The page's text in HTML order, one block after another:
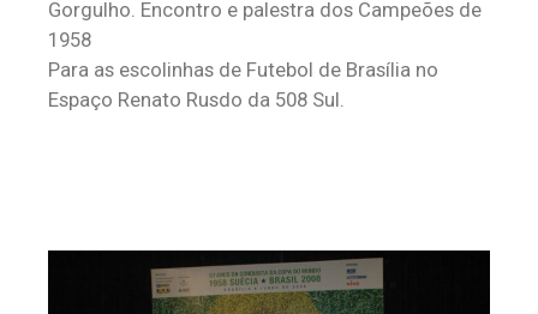
Gorgulho. Encontro e palestra dos Campeões de
1958
Para as escolinhas de Futebol de Brasília no
Espaço Renato Rusdo da 508 Sul.